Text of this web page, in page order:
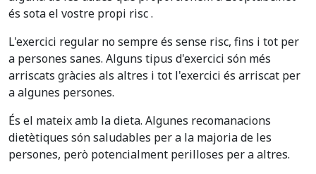
és sota el vostre propi risc .
L'exercici regular no sempre és sense risc, fins i tot per
a persones sanes. Alguns tipus d'exercici són més
arriscats gràcies als altres i tot l'exercici és arriscat per
a algunes persones.
És el mateix amb la dieta. Algunes recomanacions
dietètiques són saludables per a la majoria de les
persones, però potencialment perilloses per a altres.